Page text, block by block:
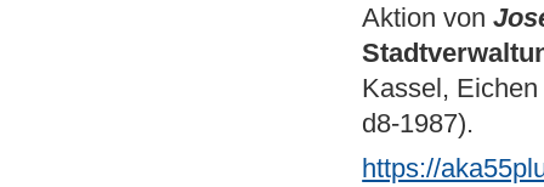
Aktion von
Kassel,
d8-1987).
https://